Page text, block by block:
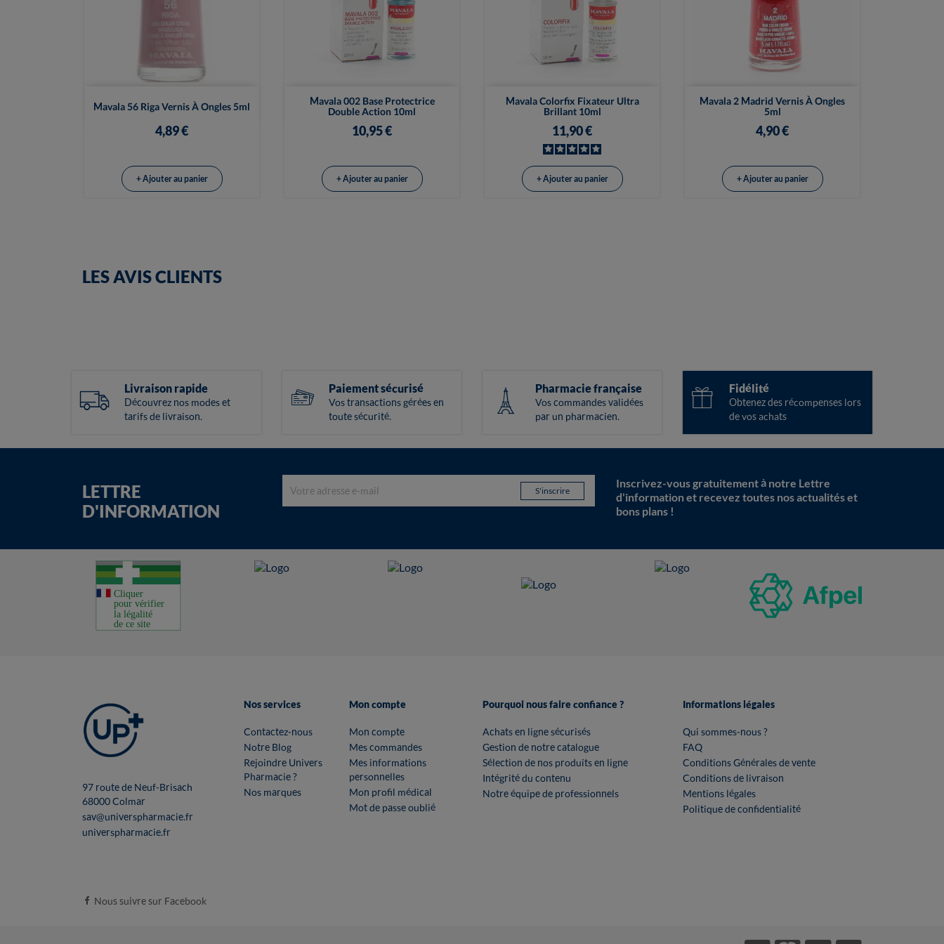
Mavala 56 Riga Vernis À Ongles 5ml
4,89 €
 Vue rapide
+ Ajouter au panier
Mavala 002 Base Protectrice
Double Action 10ml
10,95 €
Vue rapide
+ Ajouter au panier
Mavala Colorfix Fixateur Ultra
Brillant 10ml
11,90 €
Vue rapide
+ Ajouter au panier
Mavala 2 Madrid Vernis À Ongles
5ml
4,90 €
Vue rapide
+ Ajouter au panier
LES AVIS CLIENTS
Livraison rapide
Découvrez nos modes et
tarifs de livraison.
Paiement sécurisé
Vos transactions gérées en
toute sécurité.
Pharmacie française
Vos commandes validées
par un pharmacien.
Fidélité
Obtenez des récompenses lors
de vos achats
LETTRE
D'INFORMATION
Inscrivez-vous gratuitement à notre Lettre
d'information et recevez toutes nos actualités et
bons plans !
97 route de Neuf-Brisach
68000 Colmar
sav@universpharmacie.fr
universpharmacie.fr
Nos services
Contactez-nous
Notre Blog
Rejoindre Univers
Pharmacie ?
Nos marques
Mon compte
Mon compte
Mes commandes
Mes informations
personnelles
Mon profil médical
Mot de passe oublié
Pourquoi nous faire confiance ?
Achats en ligne sécurisés
Gestion de notre catalogue
Sélection de nos produits en ligne
Intégrité du contenu
Notre équipe de professionnels
Informations légales
Qui sommes-nous ?
FAQ
Conditions Générales de vente
Conditions de livraison
Mentions légales
Politique de confidentialité
Nous suivre sur Facebook